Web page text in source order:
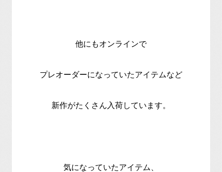
他にもオンラインで
プレオーダーになっていたアイテムなど
新作がたくさん入荷しています。
気になっていたアイテム、